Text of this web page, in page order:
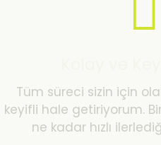
Tüm süreci sizin için
keyifli hale getiriyorum.
ne kadar hızlı